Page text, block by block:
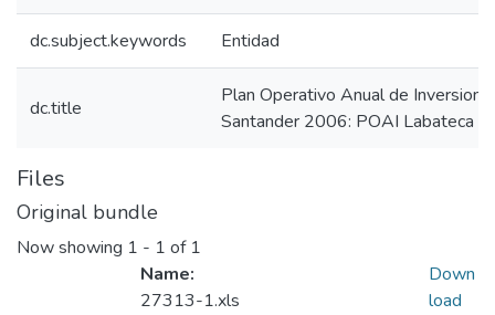
dc.subject.keywords Entidad
dc.title
Plan Operativo Anual de
Santander 2006: POAI Labateca
Files
Original bundle
Now showing 1 - 1 of 1
Name:
27313-1.xls
Down
load